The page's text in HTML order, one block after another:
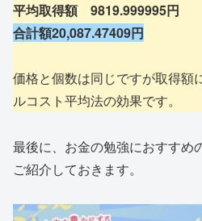
平均取得額 9819.999995円
合計額20,087.47409円
価格と個数は同じですが取得額
ルコスト平均法の効果です。
最後に、お金の勉強におすすめ
ご紹介しておきます。